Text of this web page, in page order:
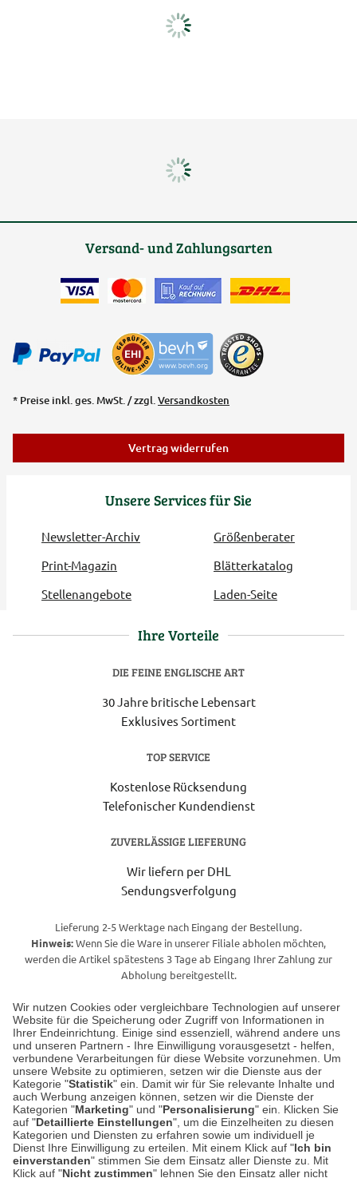
Wir nutzen Cookies oder vergleichbare Technologien auf unserer
Website für die Speicherung oder Zugriff von Informationen in
Ihrer Endeinrichtung. Einige sind essenziell, während andere uns
und unseren Partnern - Ihre Einwilligung vorausgesetzt - helfen,
verbundene Verarbeitungen für diese Website vorzunehmen. Um
unsere Website zu optimieren, setzen wir die Dienste aus der
Kategorie "Statistik" ein. Damit wir für Sie relevante Inhalte und
auch Werbung anzeigen können, setzen wir die Dienste der
Kategorien "Marketing" und "Personalisierung" ein. Klicken Sie
auf "Detaillierte Einstellungen", um die Einzelheiten zu diesen
Kategorien und Diensten zu erfahren sowie um individuell je
Dienst Ihre Einwilligung zu erteilen. Mit einem Klick auf "Ich bin
einverstanden" stimmen Sie dem Einsatz aller Dienste zu. Mit
Klick auf "Nicht zustimmen" lehnen Sie den Einsatz aller nicht
Unsere Services für Sie
Newsletter-Archiv
Größenberater
Print-Magazin
Blätterkatalog
Stellenangebote
Laden-Seite
Versand- und Zahlungsarten
* Preise inkl. ges. MwSt. / zzgl.Versandkosten
Vertrag widerrufen
Ihre Vorteile
DIE FEINE ENGLISCHE ART
30 Jahre britische Lebensart
Exklusives Sortiment
TOP SERVICE
Kostenlose Rücksendung
Telefonischer Kundendienst
ZUVERLÄSSIGE LIEFERUNG
Wir liefern per DHL
Sendungsverfolgung
Lieferung 2-5 Werktage nach Eingang der Bestellung.
Hinweis:Wenn Sie die Ware in unserer Filiale abholen möchten,
werden die Artikel spätestens 3 Tage ab Eingang Ihrer Zahlung zur
Abholung bereitgestellt.
Unser Geschäft in Meckenheim
Auf dem Steinbüchel 6
53340 Meckenheim
Montag bis Samstag 9:00 Uhr bis 18:00 Uhr
weitere Information